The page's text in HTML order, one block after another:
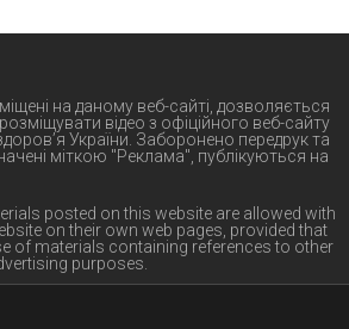
на даному веб-сайті, дозволяється
відео з офіційного веб-сайту
України. Заборонено передрук та
міткою "Реклама", публікуються на
posted on this website are allowed with
on their own web pages, provided that
of materials containing references to other
purposes.